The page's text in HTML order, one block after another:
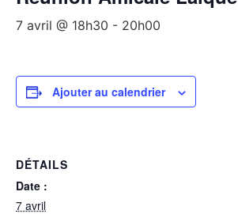
7 avril @ 18h30 - 20h00
Ajouter au calendrier
DÉTAILS
Date :
7 avril